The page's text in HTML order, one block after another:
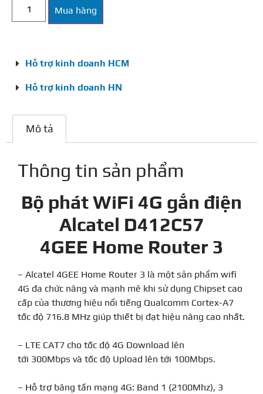
Mua hàng
Hỗ trợ kinh doanh HCM
Hỗ trợ kinh doanh HN
Mô tả
Thông tin sản phẩm
Bộ phát WiFi 4G gắn điện
Alcatel D412C57
4GEE Home Router 3
– Alcatel 4GEE Home Router 3 là một sản phẩm wifi
4G đa chức năng và mạnh mẽ khi sử dụng Chipset cao
cấp của thương hiệu nổi tiếng Qualcomm Cortex-A7
tốc độ 716.8 MHz giúp thiết bị đạt hiệu năng cao nhất.
– LTE CAT7 cho tốc độ 4G Download lên
tới 300Mbps và tốc độ Upload lên tới 100Mbps.
– Hỗ trợ băng tần mạng 4G: Band 1 (2100Mhz), 3